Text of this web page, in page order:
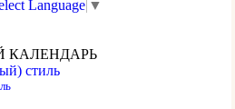
Language ▼
КАЛЕНДАРЬ
стиль